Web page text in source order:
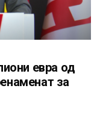
евра од
за